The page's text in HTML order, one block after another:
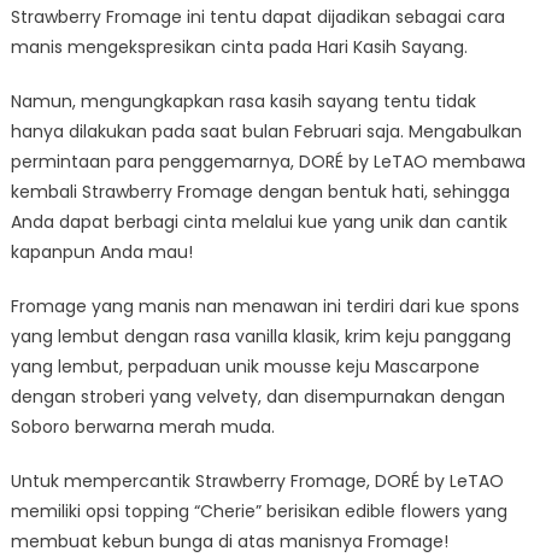
Strawberry Fromage ini tentu dapat dijadikan sebagai cara
manis mengekspresikan cinta pada Hari Kasih Sayang.
Namun, mengungkapkan rasa kasih sayang tentu tidak
hanya dilakukan pada saat bulan Februari saja. Mengabulkan
permintaan para penggemarnya, DORÉ by LeTAO membawa
kembali Strawberry Fromage dengan bentuk hati, sehingga
Anda dapat berbagi cinta melalui kue yang unik dan cantik
kapanpun Anda mau!
Fromage yang manis nan menawan ini terdiri dari kue spons
yang lembut dengan rasa vanilla klasik, krim keju panggang
yang lembut, perpaduan unik mousse keju Mascarpone
dengan stroberi yang velvety, dan disempurnakan dengan
Soboro berwarna merah muda.
Untuk mempercantik Strawberry Fromage, DORÉ by LeTAO
memiliki opsi topping “Cherie” berisikan edible flowers yang
membuat kebun bunga di atas manisnya Fromage!